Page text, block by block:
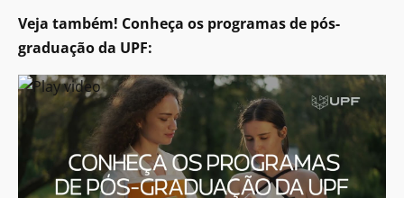
Veja também! Conheça os programas de pós-
graduação da UPF: